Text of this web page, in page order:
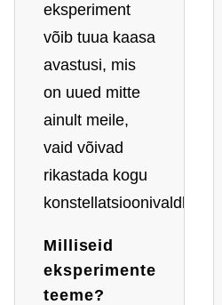
eksperiment
võib tuua kaasa
avastusi, mis
on uued mitte
ainult meile,
vaid võivad
rikastada kogu
konstellatsioonivaldkonda.
Milliseid
eksperimente
teeme?